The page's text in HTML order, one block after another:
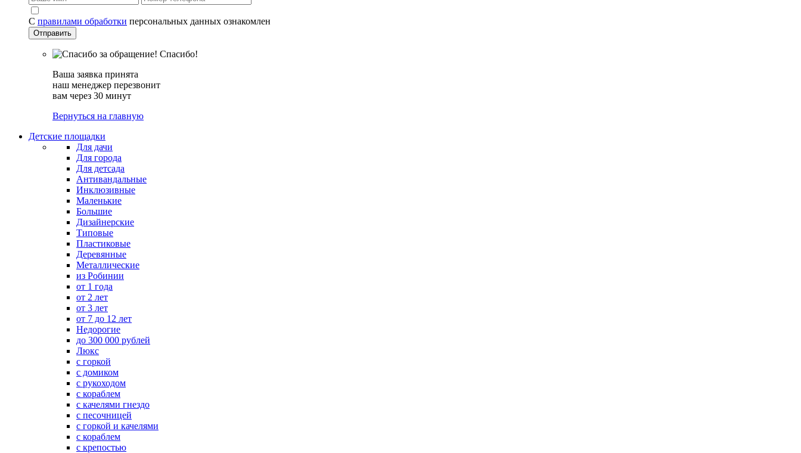
С правилами обработки персональных данных ознакомлен
Спасибо!
Ваша заявка принята
наш менеджер перезвонит
вам через 30 минут
Вернуться на главную
Детские площадки
Для дачи
Для города
Для детсада
Антивандальные
Инклюзивные
Маленькие
Большие
Дизайнерские
Типовые
Пластиковые
Деревянные
Металлические
из Робинии
от 1 года
от 2 лет
от 3 лет
от 7 до 12 лет
Недорогие
до 300 000 рублей
Люкс
с горкой
с домиком
с рукоходом
с кораблем
с качелями гнездо
с песочницей
с горкой и качелями
с кораблем
с крепостью